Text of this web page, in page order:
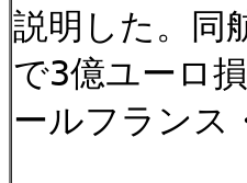
説明した。同
で3億ユーロ
ールフランス